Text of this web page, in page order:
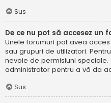
Sus
De ce nu pot să accesez un
Unele forumuri pot avea
sau grupuri de utilizatori.
nevoie de permisiuni
administrator pentru a vă da
Sus